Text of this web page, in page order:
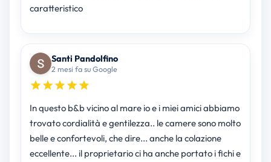
caratteristico
Santi Pandolfino
2 mesi fa su Google
In questo b&b vicino al mare io e i miei amici abbiamo
trovato cordialità e gentilezza.. le camere sono molto
belle e confortevoli, che dire... anche la colazione
eccellente... il proprietario ci ha anche portato i fichi e